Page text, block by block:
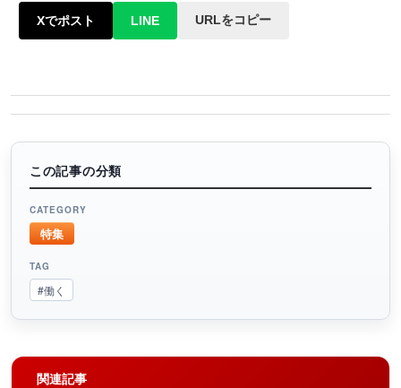
Xでポスト LINE URLをコピー
この記事の分類
CATEGORY
特集
TAG
#働く
関連記事